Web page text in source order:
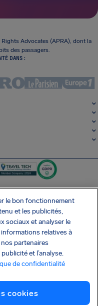
Advocates (APRA), dont la
des passagers.
DANS :
GRATUITE
CookiesImprint
le bon fonctionnement
et les publicités,
sociaux et analyser le
relatives à
partenaires
et l’analyse.
de confidentialité
cookies